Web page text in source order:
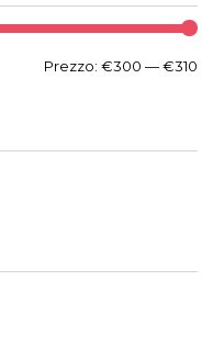
Prezzo: €300 —€310